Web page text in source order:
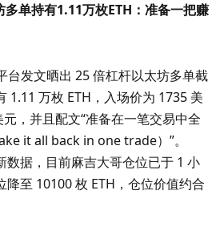
单持有1.11万枚ETH：准备一把赚
台发文晒出 25 倍杠杆以太坊多单截
1.11 万枚 ETH，入场价为 1735 美
，并且配文“准备在一笔交易中全
it all back in one trade）”。
据，目前麻吉大哥仓位已于 1 小
降至 10100 枚 ETH，仓位价值约合